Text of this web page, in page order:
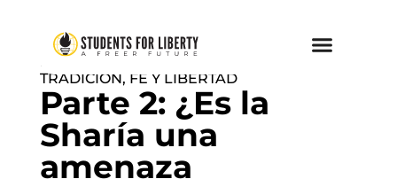
DON'T TREAD ON ANYONE
TRADICIÓN, FE Y LIBERTAD
Parte 2: ¿Es la
Sharía una
amenaza